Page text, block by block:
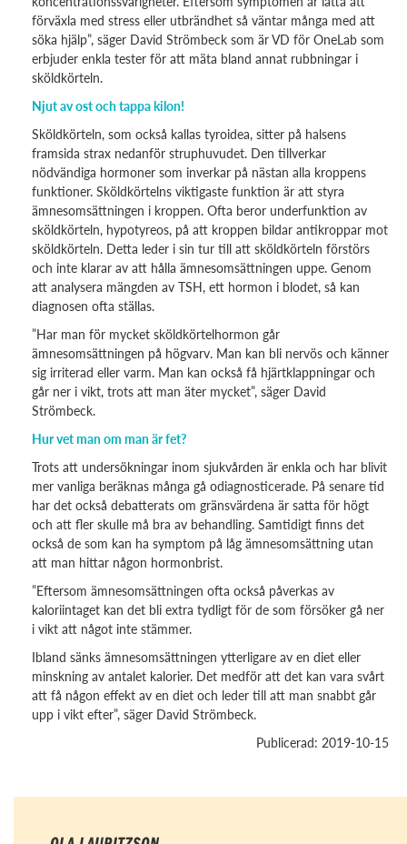
förväxla med stress eller utbrändhet så väntar många med att
söka hjälp”, säger David Strömbeck som är VD för OneLab som
erbjuder enkla tester för att mäta bland annat rubbningar i
sköldkörteln.
Njut av ost och tappa kilon!
Sköldkörteln, som också kallas tyroidea, sitter på halsens
framsida strax nedanför struphuvudet. Den tillverkar
nödvändiga hormoner som inverkar på nästan alla kroppens
funktioner. Sköldkörtelns viktigaste funktion är att styra
ämnesomsättningen i kroppen. Ofta beror underfunktion av
sköldkörteln, hypotyreos, på att kroppen bildar antikroppar mot
sköldkörteln. Detta leder i sin tur till att sköldkörteln förstörs
och inte klarar av att hålla ämnesomsättningen uppe. Genom
att analysera mängden av TSH, ett hormon i blodet, så kan
diagnosen ofta ställas.
”Har man för mycket sköldkörtelhormon går
ämnesomsättningen på högvarv. Man kan bli nervös och känner
sig irriterad eller varm. Man kan också få hjärtklappningar och
går ner i vikt, trots att man äter mycket”, säger David
Strömbeck.
Hur vet man om man är fet?
Trots att undersökningar inom sjukvården är enkla och har blivit
mer vanliga beräknas många gå odiagnosticerade. På senare tid
har det också debatterats om gränsvärdena är satta för högt
och att fler skulle må bra av behandling. Samtidigt finns det
också de som kan ha symptom på låg ämnesomsättning utan
att man hittar någon hormonbrist.
”Eftersom ämnesomsättningen ofta också påverkas av
kaloriintaget kan det bli extra tydligt för de som försöker gå ner
i vikt att något inte stämmer.
Ibland sänks ämnesomsättningen ytterligare av en diet eller
minskning av antalet kalorier. Det medför att det kan vara svårt
att få någon effekt av en diet och leder till att man snabbt går
upp i vikt efter”, säger David Strömbeck.
Publicerad: 2019-10-15